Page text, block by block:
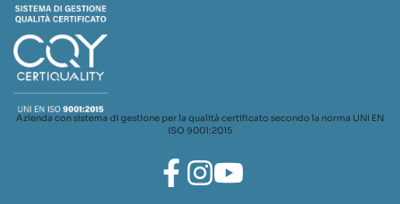
Azienda con sistema di gestione per la qualità certificato secondo la norma UNI EN
ISO 9001:2015